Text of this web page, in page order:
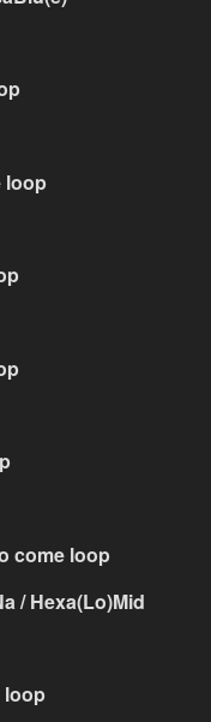
loop
come loop
/ Hexa(Lo)Mid
loop